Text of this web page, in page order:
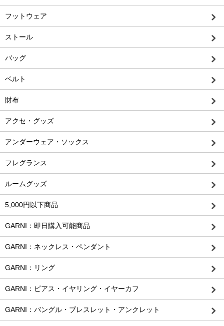
フットウェア
ストール
バッグ
ベルト
財布
アクセ・グッズ
アンダーウェア・ソックス
フレグランス
ルームグッズ
5,000円以下商品
GARNI：即日購入可能商品
GARNI：ネックレス・ペンダント
GARNI：リング
GARNI：ピアス・イヤリング・イヤーカフ
GARNI：バングル・ブレスレット・アンクレット